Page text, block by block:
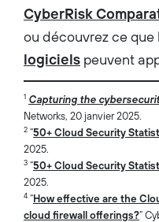
CyberRisk
ou découvrez ce que
logiciels peuvent
1 Capturing the
Networks, 20 janvier 2025.
2 “50+ Cloud Security
2025.
3 “50+ Cloud Security
2025.
4 “How effective are the
cloud firewall offerings?”